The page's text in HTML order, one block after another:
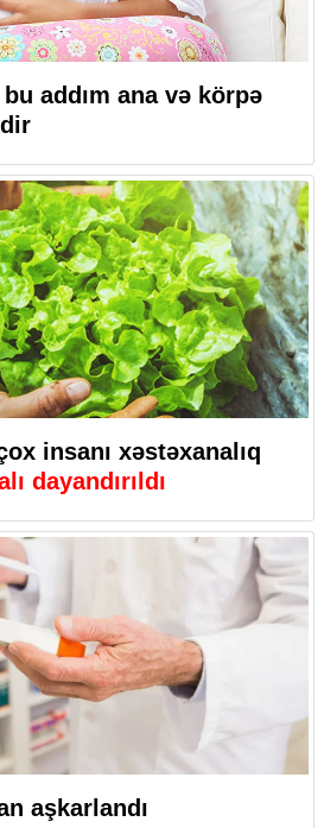
addım ana və körpə
insanı xəstəxanalıq
dayandırıldı
aşkarlandı